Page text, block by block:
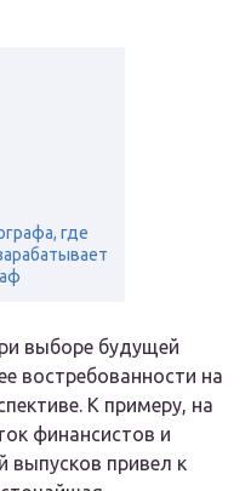
где
выборе будущей
востребованности на
К примеру, на
финансистов и
привел к